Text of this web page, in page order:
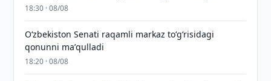
18:30 · 08/08
Oʻzbekiston Senati raqamli markaz toʻgʻrisidagi
qonunni maʼqulladi
18:20 · 08/08